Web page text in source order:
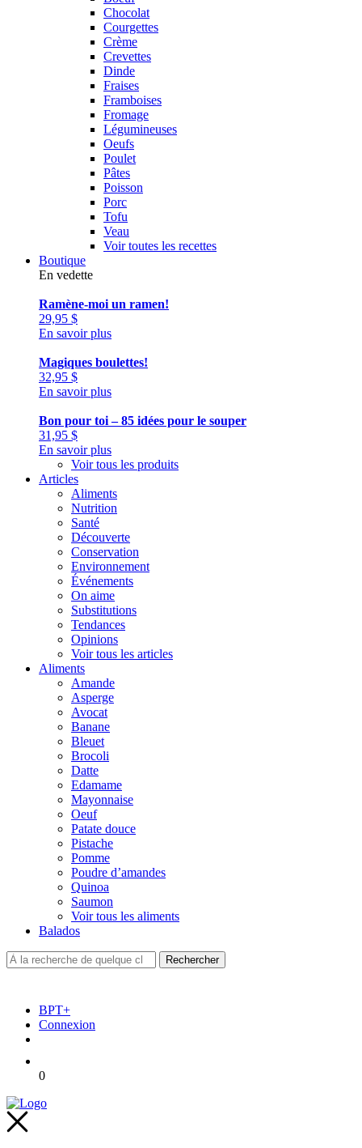
Chocolat
Courgettes
Crème
Crevettes
Dinde
Fraises
Framboises
Fromage
Légumineuses
Oeufs
Poulet
Pâtes
Poisson
Porc
Tofu
Veau
Voir toutes les recettes
Boutique
En vedette
Ramène-moi un ramen!
29,95 $
En savoir plus
Magiques boulettes!
32,95 $
En savoir plus
Bon pour toi – 85 idées pour le souper
31,95 $
En savoir plus
Voir tous les produits
Articles
Aliments
Nutrition
Santé
Découverte
Conservation
Environnement
Événements
On aime
Substitutions
Tendances
Opinions
Voir tous les articles
Aliments
Amande
Asperge
Avocat
Banane
Bleuet
Brocoli
Datte
Edamame
Mayonnaise
Oeuf
Patate douce
Pistache
Pomme
Poudre d’amandes
Quinoa
Saumon
Voir tous les aliments
Balados
BPT+
Connexion
0